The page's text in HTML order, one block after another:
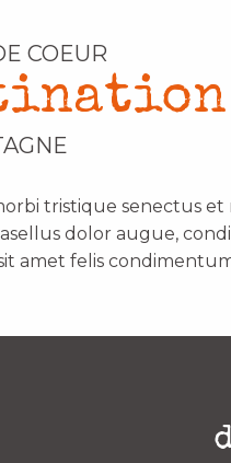
COEUR
tristique senectus et
dolor augue,
amet felis